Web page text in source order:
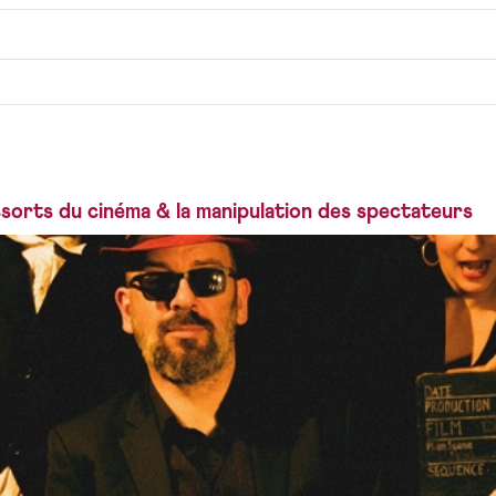
du cinéma & la manipulation des spectateurs